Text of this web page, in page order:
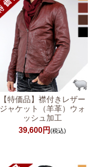
【特価品】襟付きレザー
ジャケット（羊革）ウォ
ッシュ加工
39,600円(税込)